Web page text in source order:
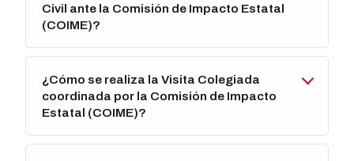
Civil ante la Comisión de Impacto Estatal
(COIME)?
¿Cómo se realiza la Visita Colegiada
coordinada por la Comisión de Impacto
Estatal (COIME)?